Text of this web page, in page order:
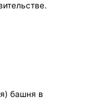
башня в